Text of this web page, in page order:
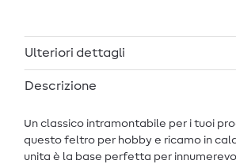
Ulteriori dettagli
Descrizione
Un classico intramontabile per i tuoi
questo feltro per hobby e ricamo in
unita è la base perfetta per